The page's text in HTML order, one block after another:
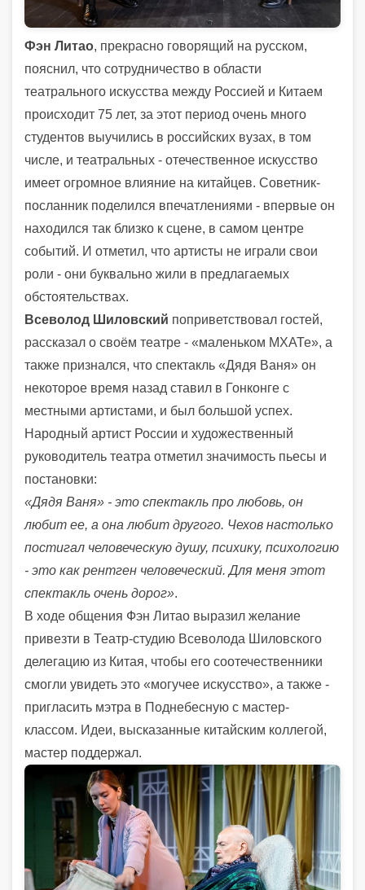
Фэн Литао, прекрасно говорящий на русском,
пояснил, что сотрудничество в области
театрального искусства между Россией и Китаем
происходит 75 лет, за этот период очень много
студентов выучились в российских вузах, в том
числе, и театральных - отечественное искусство
имеет огромное влияние на китайцев. Советник-
посланник поделился впечатлениями - впервые он
находился так близко к сцене, в самом центре
событий. И отметил, что артисты не играли свои
роли - они буквально жили в предлагаемых
обстоятельствах.
Всеволод Шиловский поприветствовал гостей,
рассказал о своём театре - «маленьком МХАТе», а
также признался, что спектакль «Дядя Ваня» он
некоторое время назад ставил в Гонконге с
местными артистами, и был большой успех.
Народный артист России и художественный
руководитель театра отметил значимость пьесы и
постановки:
«Дядя Ваня» - это спектакль про любовь, он
любит ее, а она любит другого. Чехов настолько
постигал человеческую душу, психику, психологию
- это как рентген человеческий. Для меня этот
спектакль очень дорог».
В ходе общения Фэн Литао выразил желание
привезти в Театр-студию Всеволода Шиловского
делегацию из Китая, чтобы его соотечественники
смогли увидеть это «могучее искусство», а также -
пригласить мэтра в Поднебесную с мастер-
классом. Идеи, высказанные китайским коллегой,
мастер поддержал.